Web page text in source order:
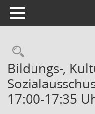
Toggle navigation
Bildungs-,
17:00-17:35